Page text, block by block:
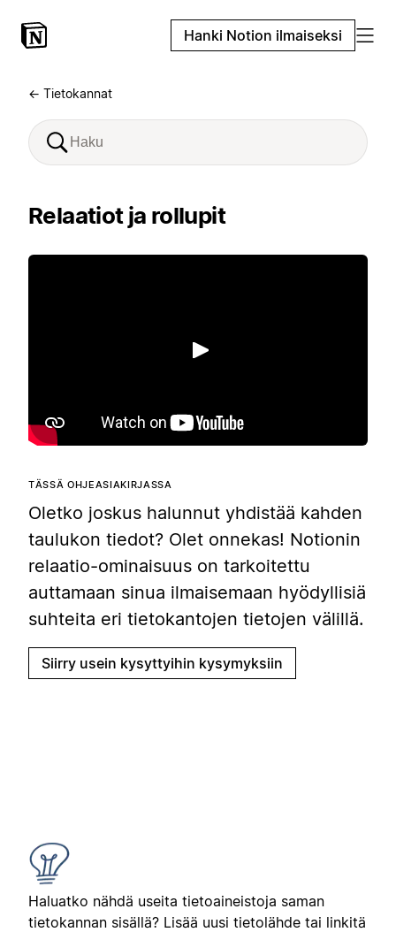
Hanki Notion ilmaiseksi
← Tietokannat
Relaatiot ja rollupit
Toista
TÄSSÄ OHJEASIAKIRJASSA
Oletko joskus halunnut yhdistää kahden
taulukon tiedot? Olet onnekas! Notionin
relaatio-ominaisuus on tarkoitettu
auttamaan sinua ilmaisemaan hyödyllisiä
suhteita eri tietokantojen tietojen välillä.
Siirry usein kysyttyihin kysymyksiin
Haluatko nähdä useita tietoaineistoja saman
tietokannan sisällä? Lisää uusi tietolähde tai linkitä